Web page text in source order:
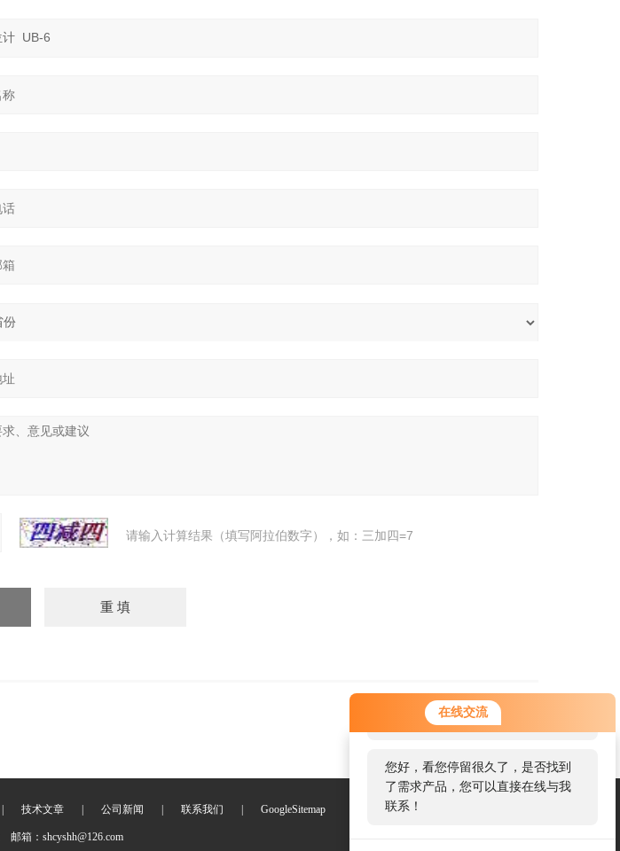
在线交流
您好！欢迎前来咨询，很高兴为您
服务，请问您要咨询什么问题呢？
您好，看您停留很久了，是否找到
了需求产品，您可以直接在线与我
联系！
请输入计算结果（填写阿拉伯数字），如：三加四=7
技术文章 公司新闻 联系我们 GoogleSitemap
箱：shcyshh@126.com